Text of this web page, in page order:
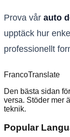
Prova vår auto
upptäck hur
professionellt
FrancoTranslate
Den bästa sidan
versa. Stöder mer
teknik.
Popular